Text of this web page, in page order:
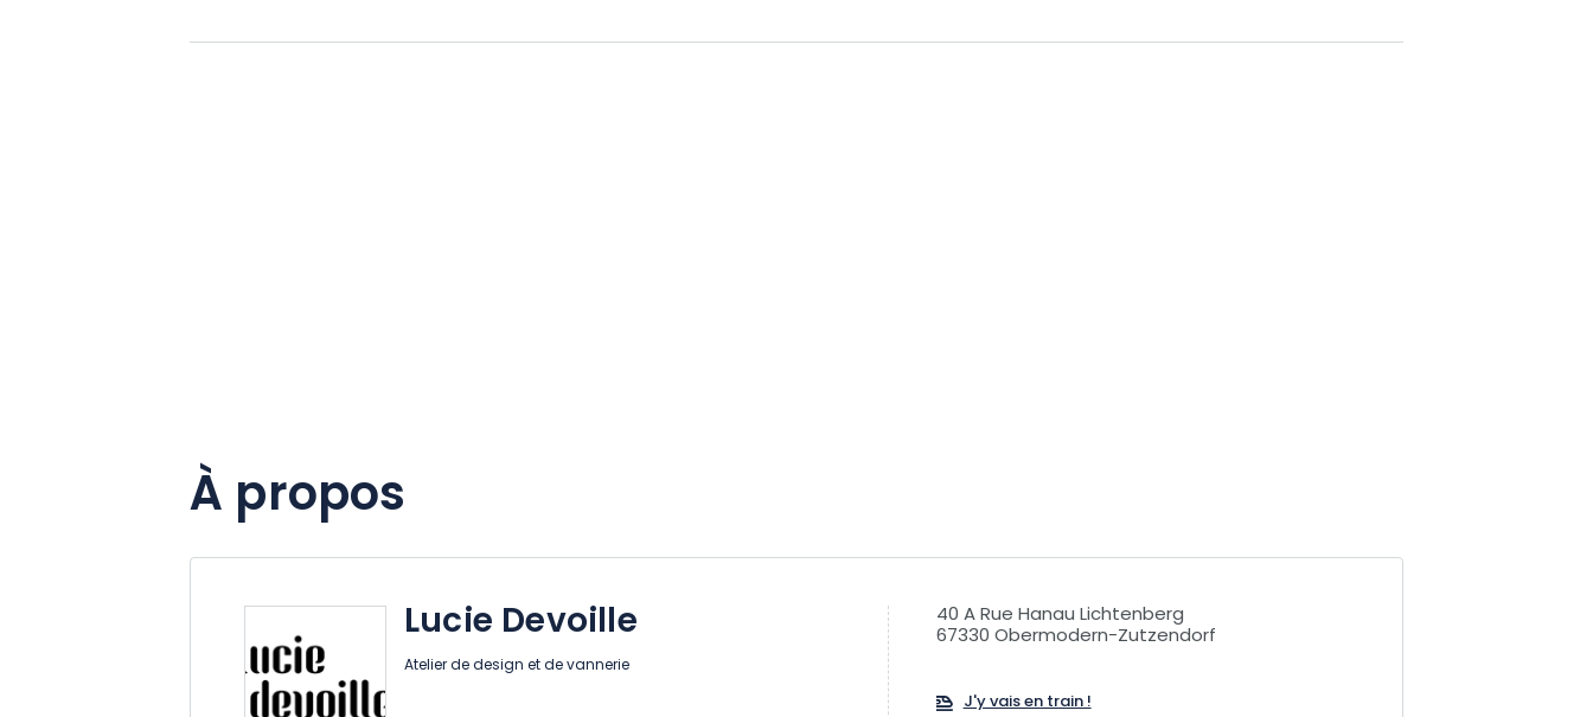
À propos
Lucie Devoille
Atelier de design et de vannerie
40 A Rue Hanau Lichtenberg
67330 Obermodern-Zutzendorf
J'y vais en train !